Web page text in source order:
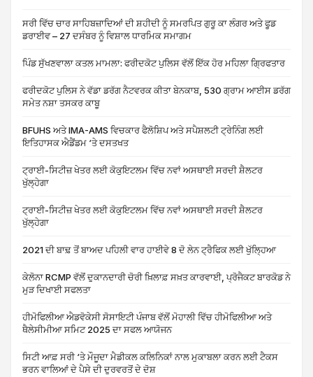
ਸਰੀ ਵਿੱਚ ਚਾਰ ਸਾਹਿਬਜ਼ਾਦਿਆਂ ਦੀ ਸ਼ਹੀਦੀ ਨੂੰ ਸਮਰਪਿਤ ਗੁਰੂ ਕਾ ਲੰਗਰ ਅਤੇ ਫੂਡ
ਡਰਾਈਵ – 27 ਦਸੰਬਰ ਨੂੰ ਵਿਸ਼ਾਲ ਧਾਰਮਿਕ ਸਮਾਗਮ
ਪਿੰਡ ਸੁੱਖਣਵਾਲਾ ਕਤਲ ਮਾਮਲਾ: ਫਰੀਦਕੋਟ ਪੁਲਿਸ ਵੱਲੋਂ ਇੱਕ ਹੋਰ ਮਹਿਲਾ ਗ੍ਰਿਫਤਾਰ
ਫਰੀਦਕੋਟ ਪੁਲਿਸ ਨੇ ਵੱਡਾ ਡਰੱਗ ਨੈਟਵਰਕ ਕੀਤਾ ਬੇਨਕਾਬ, 530 ਗ੍ਰਾਮ ਆਈਸ ਡਰੱਗ
ਸਮੇਤ ਨਸ਼ਾ ਤਸਕਰ ਕਾਬੂ
BFUHS ਅਤੇ IMA-AMS ਵਿਚਕਾਰ ਫੈਲੋਸ਼ਿਪ ਅਤੇ ਸਪੈਸ਼ਲਟੀ ਟ੍ਰੇਨਿੰਗ ਲਈ
ਇਤਿਹਾਸਕ ਐਡੈਂਡਮ ‘ਤੇ ਦਸਤਖਤ
ਟ੍ਰਾਈ-ਸਿਟੀਜ਼ ਖੇਤਰ ਲਈ ਕੋਕੁਇਟਲਮ ਵਿੱਚ ਨਵਾਂ ਅਸਥਾਈ ਸਰਦੀ ਸ਼ੈਲਟਰ
ਖੁੱਲ੍ਹੇਗਾ
ਟ੍ਰਾਈ-ਸਿਟੀਜ਼ ਖੇਤਰ ਲਈ ਕੋਕੁਇਟਲਮ ਵਿੱਚ ਨਵਾਂ ਅਸਥਾਈ ਸਰਦੀ ਸ਼ੈਲਟਰ
ਖੁੱਲ੍ਹੇਗਾ
2021 ਦੀ ਬਾਢ਼ ਤੋਂ ਬਾਅਦ ਪਹਿਲੀ ਵਾਰ ਹਾਈਵੇ 8 ਦੋ ਲੇਨ ਟ੍ਰੈਫਿਕ ਲਈ ਖੁੱਲ੍ਹਿਆ
ਕੇਲੋਨਾ RCMP ਵੱਲੋਂ ਦੁਕਾਨਦਾਰੀ ਚੋਰੀ ਖ਼ਿਲਾਫ਼ ਸਖ਼ਤ ਕਾਰਵਾਈ, ਪ੍ਰੋਜੈਕਟ ਬਾਰਕੋਡ ਨੇ
ਮੁੜ ਦਿਖਾਈ ਸਫਲਤਾ
ਹੀਮੋਫਿਲੀਆ ਐਡਵੋਕੇਸੀ ਸੋਸਾਇਟੀ ਪੰਜਾਬ ਵੱਲੋਂ ਮੋਹਾਲੀ ਵਿੱਚ ਹੀਮੋਫਿਲੀਆ ਅਤੇ
ਥੈਲੇਸੀਮੀਆ ਸਮਿਟ 2025 ਦਾ ਸਫਲ ਆਯੋਜਨ
ਸਿਟੀ ਆਫ਼ ਸਰੀ ‘ਤੇ ਮੌਜੂਦਾ ਮੈਡੀਕਲ ਕਲਿਨਿਕਾਂ ਨਾਲ ਮੁਕਾਬਲਾ ਕਰਨ ਲਈ ਟੈਕਸ
ਭਰਨ ਵਾਲਿਆਂ ਦੇ ਪੈਸੇ ਦੀ ਦੁਰਵਰਤੋਂ ਦੇ ਦੋਸ਼